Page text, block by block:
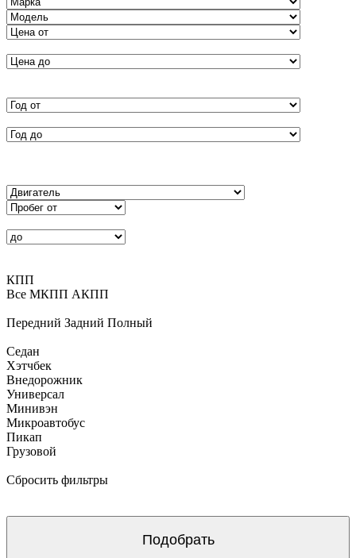
КПП
Все MКПП АКПП
Передний Задний Полный
Седан
Хэтчбек
Внедорожник
Универсал
Минивэн
Микроавтобус
Пикап
Грузовой
Сбросить фильтры